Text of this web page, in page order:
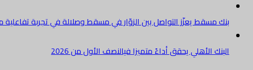
بنك مسقط يعزّز التواصل بين الزوّار في مسقط وصلالة في تجربة
البنك الأهلي يحقق أداءً متميزا فيالنصف الأول من 2026